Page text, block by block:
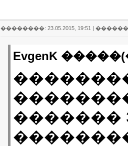
��������: 23.05.2015, 19:51 |
EvgenK
�������